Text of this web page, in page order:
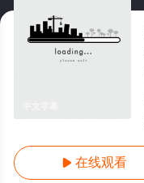
 在线观看